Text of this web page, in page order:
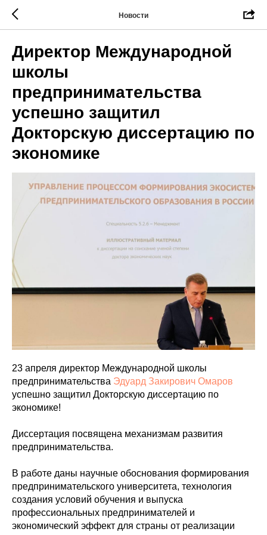
Новости
Директор Международной
школы
предпринимательства
успешно защитил
Докторскую диссертацию по
экономике
23 апреля директор Международной школы
предпринимательства Эдуард Закирович Омаров
успешно защитил Докторскую диссертацию по
экономике!
Диссертация посвящена механизмам развития
предпринимательства.
В работе даны научные обоснования формирования
предпринимательского университета, технология
создания условий обучения и выпуска
профессиональных предпринимателей и
экономический эффект для страны от реализации